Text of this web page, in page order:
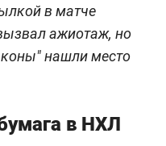
в матче
ажиотаж, но
нашли место
в НХЛ